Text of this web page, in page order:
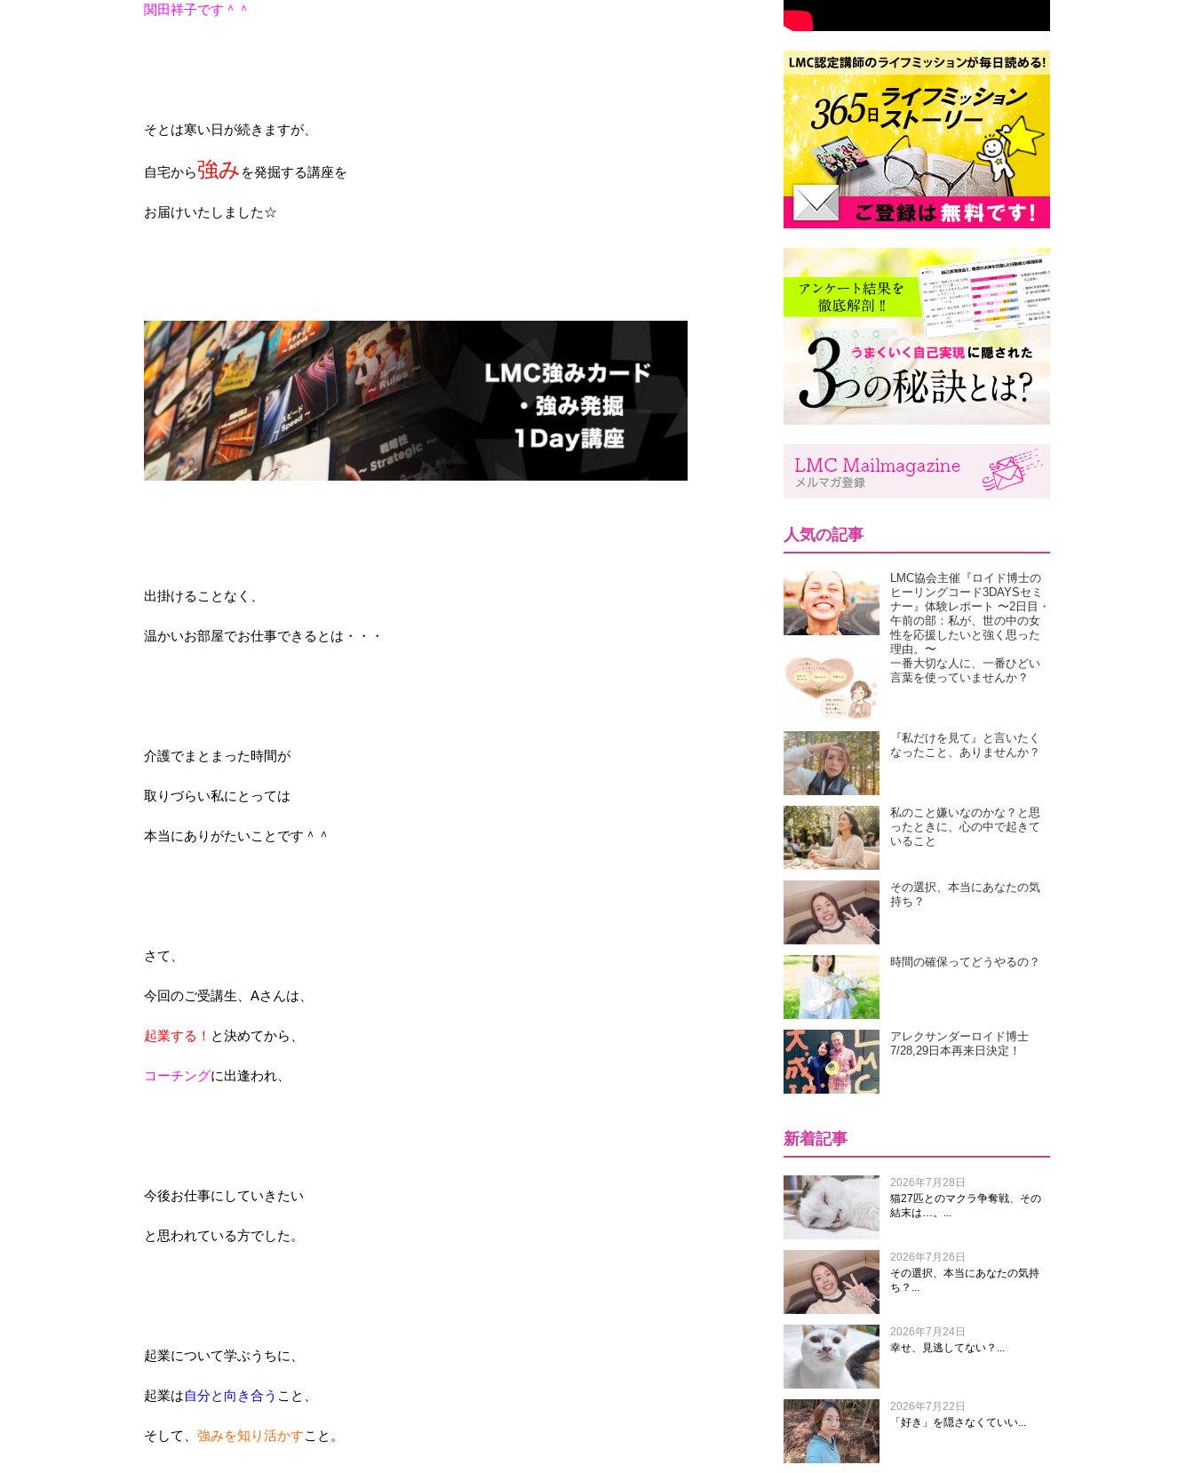
関田祥子です＾＾
そとは寒い日が続きますが、
自宅から強み を発掘する講座を
お届けいたしました☆
出掛けることなく、
温かいお部屋でお仕事できるとは・・・
介護でまとまった時間が
取りづらい私にとっては
本当にありがたいことです＾＾
さて、
今回のご受講生、Aさんは、
起業する！ と決めてから、
コーチングに出逢われ、
今後お仕事にしていきたい
と思われている方でした。
起業について学ぶうちに、
起業は自分と向き合う こと、
そして、 強みを知り活かすこと。
人気の記事
LMC協会主催『ロイド博士の
ヒーリングコード3DAYSセミ
ナー』体験レポート 〜2日目・
午前の部：私が、世の中の女
性を応援したいと強く思った
理由。〜
一番大切な人に、一番ひどい
言葉を使っていませんか？
『私だけを見て』と言いたく
なったこと、ありませんか？
私のこと嫌いなのかな？と思
ったときに、心の中で起きて
いること
その選択、本当にあなたの気
持ち？
時間の確保ってどうやるの？
アレクサンダーロイド博士
7/28,29日本再来日決定！
新着記事
2026年7月28日
猫27匹とのマクラ争奪戦、その
結末は…。...
2026年7月26日
その選択、本当にあなたの気持
ち？...
2026年7月24日
幸せ、見逃してない？...
2026年7月22日
「好き」を隠さなくていい...